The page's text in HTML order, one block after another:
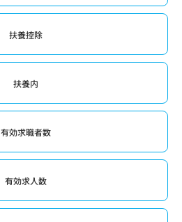
扶養控除
扶養内
有効求職者数
有効求人数